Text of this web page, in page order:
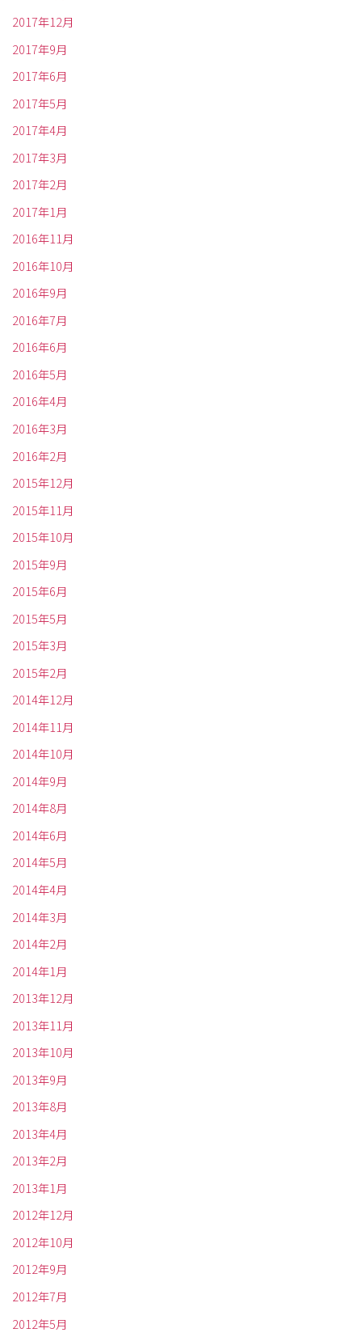
2017年12月
2017年9月
2017年6月
2017年5月
2017年4月
2017年3月
2017年2月
2017年1月
2016年11月
2016年10月
2016年9月
2016年7月
2016年6月
2016年5月
2016年4月
2016年3月
2016年2月
2015年12月
2015年11月
2015年10月
2015年9月
2015年6月
2015年5月
2015年3月
2015年2月
2014年12月
2014年11月
2014年10月
2014年9月
2014年8月
2014年6月
2014年5月
2014年4月
2014年3月
2014年2月
2014年1月
2013年12月
2013年11月
2013年10月
2013年9月
2013年8月
2013年4月
2013年2月
2013年1月
2012年12月
2012年10月
2012年9月
2012年7月
2012年5月